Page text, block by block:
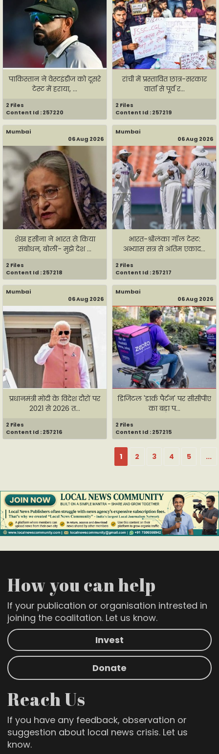
पाकिस्तान ने वेस्टइंडीज को दूसरे
टेस्ट में हराया, ...
2 Files
Content Id : 257220
रांची में प्रस्तावित छात्र-सरकार
वार्ता से पूर्व र...
2 Files
Content Id : 257219
Mumbai
06 Aug 2026
शेख हसीना ने भारत से किया
संबोधन, बोलीं- मुझे देश ...
2 Files
Content Id : 257218
Mumbai
06 Aug 2026
भारत-श्रीलंका गॉल टेस्ट:
अभ्यास सत्र से अंतिम एकाद...
2 Files
Content Id : 257217
Mumbai
06 Aug 2026
प्रधानमंत्री मोदी के विदेश दौरों पर
2021 से 2026 त...
2 Files
Content Id : 257216
Mumbai
06 Aug 2026
डिजिटल 'डार्क पैर्टन' पर सीसीपीए
का बड़ा प...
2 Files
Content Id : 257215
1 2 3 4 5 ...
How you can help
If your publication or organisation intrested in
joining the coalitation. Let us know.
Invest
Donate
Reach Us
If you have any feedback, observation or
suggestion about local news crisis. Let us
know.